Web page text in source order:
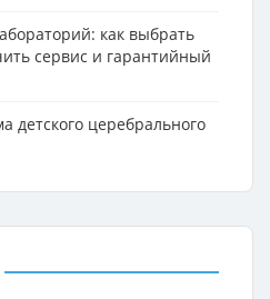
как выбрать
сервис и гарантийный
детского церебрального